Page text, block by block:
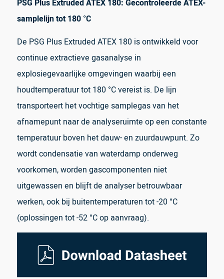
PSG Plus Extruded ATEX 180: Gecontroleerde ATEX-
samplelijn tot 180 °C
De PSG Plus Extruded ATEX 180 is ontwikkeld voor
continue extractieve gasanalyse in
explosiegevaarlijke omgevingen waarbij een
houdtemperatuur tot 180 °C vereist is. De lijn
transporteert het vochtige samplegas van het
afnamepunt naar de analyseruimte op een constante
temperatuur boven het dauw- en zuurdauwpunt. Zo
wordt condensatie van waterdamp onderweg
voorkomen, worden gascomponenten niet
uitgewassen en blijft de analyser betrouwbaar
werken, ook bij buitentemperaturen tot -20 °C
(oplossingen tot -52 °C op aanvraag).